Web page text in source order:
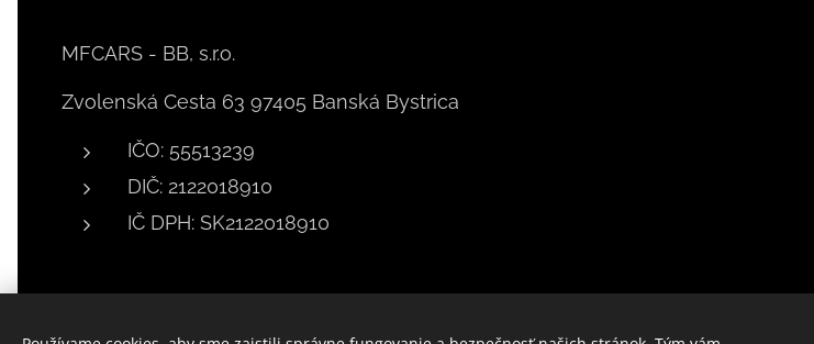
MFCARS - BB, s.r.o.
Zvolenská Cesta 63 97405 Banská Bystrica
IČO: 55513239
DIČ: 2122018910
IČ DPH: SK2122018910